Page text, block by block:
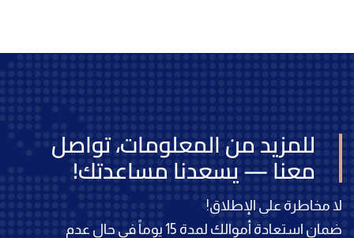
للمزيد من المعلومات، تواصل
معنا — يسعدنا مساعدتك!
لا مخاطرة على الإطلاق!
ضمان استعادة أموالك لمدة 15 يوماً في حال عدم